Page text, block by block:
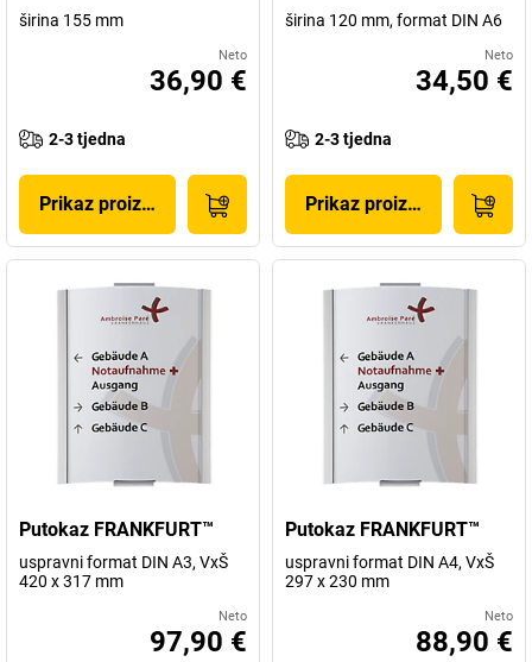
širina 155 mm
Neto
36,90 €
2-3 tjedna
Prikaz proizvoda
širina 120 mm, format DIN A6
Neto
34,50 €
2-3 tjedna
Prikaz proizvoda
Putokaz FRANKFURT™
uspravni format DIN A3, VxŠ
420 x 317 mm
Neto
97,90 €
Putokaz FRANKFURT™
uspravni format DIN A4, VxŠ
297 x 230 mm
Neto
88,90 €